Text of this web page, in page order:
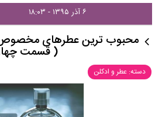
۶ آذر ۱۳۹۵ - ۱۸:۰۳
( قسمت
دسته: عطر و ادکلن